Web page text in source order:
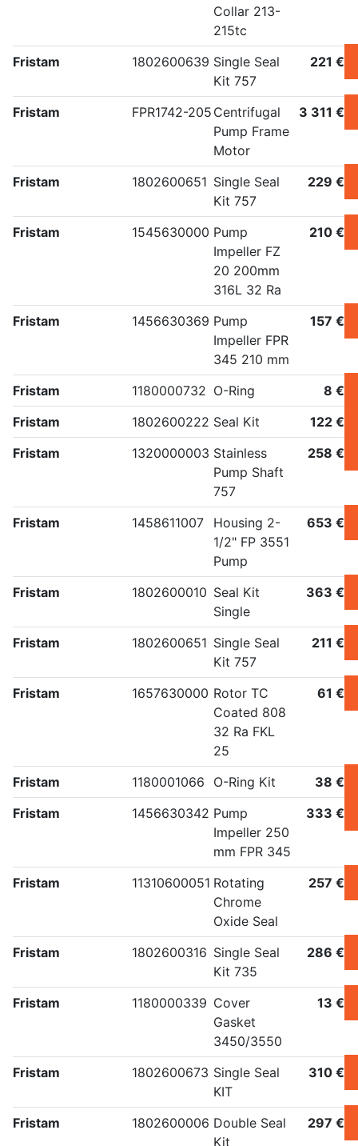
Collar 213-
215tc
Fristam 1802600639 Single Seal
Kit 757
221 €
Fristam FPR1742-205 Centrifugal
Pump Frame
Motor
3 311 €
Fristam 1802600651 Single Seal
Kit 757
229 €
Fristam 1545630000 Pump
Impeller FZ
20 200mm
316L 32 Ra
210 €
Fristam 1456630369 Pump
Impeller FPR
345 210 mm
157 €
Fristam 1180000732 O-Ring
8 €
Fristam
1802600222 Seal Kit
122 €
Fristam
1320000003 Stainless
Pump Shaft
757
258 €
Fristam 1458611007
Housing 2-
1/2" FP 3551
Pump
653 €
Fristam 1802600010 Seal Kit
Single
363 €
Fristam 1802600651 Single Seal
Kit 757
211 €
Fristam 1657630000 Rotor TC
Coated 808
32 Ra FKL
25
61 €
Fristam 1180001066 O-Ring Kit
38 €
Fristam
1456630342 Pump
Impeller 250
mm FPR 345
333 €
Fristam 11310600051 Rotating
Chrome
Oxide Seal
257 €
Fristam 1802600316 Single Seal
Kit 735
286 €
Fristam 1180000339 Cover
Gasket
3450/3550
13 €
Fristam 1802600673 Single Seal
KIT
310 €
Fristam 1802600006 Double Seal
Kit
297 €